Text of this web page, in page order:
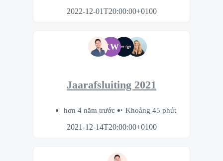
2022-12-01T20:00:00+0100
KW
Jaarafsluiting 2021
hơn 4 năm trước
Khoảng 45 phút
2021-12-14T20:00:00+0100